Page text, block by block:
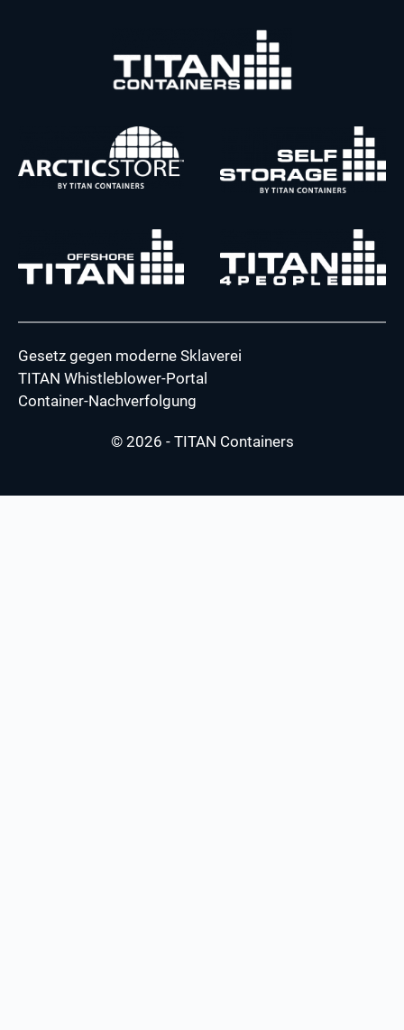
Gesetz gegen moderne Sklaverei
TITAN Whistleblower-Portal
Container-Nachverfolgung
© 2026 - TITAN Containers